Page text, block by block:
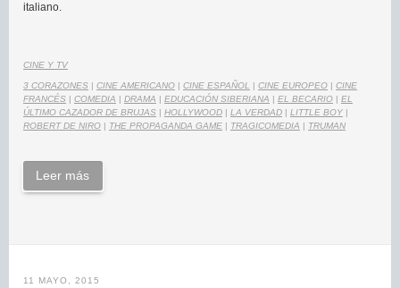
italiano.
CINE Y TV
3 CORAZONES | CINE AMERICANO | CINE ESPAÑOL | CINE EUROPEO | CINE
FRANCÉS | COMEDIA | DRAMA | EDUCACIÓN SIBERIANA | EL BECARIO | EL
ÚLTIMO CAZADOR DE BRUJAS | HOLLYWOOD | LA VERDAD | LITTLE BOY |
ROBERT DE NIRO | THE PROPAGANDA GAME | TRAGICOMEDIA | TRUMAN
Leer más
11 MAYO, 2015